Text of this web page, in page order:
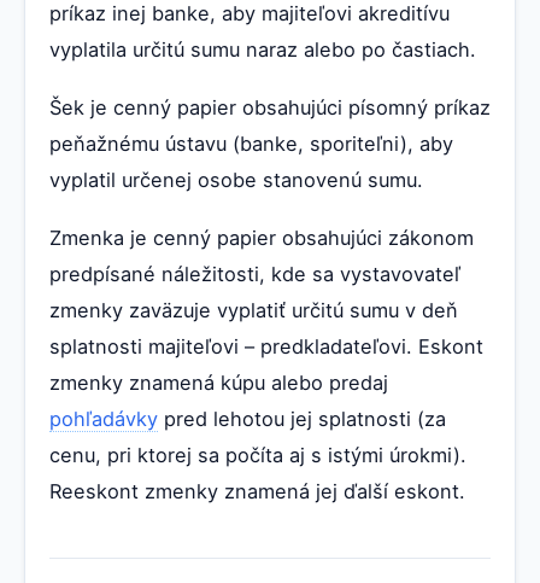
príkaz inej banke, aby majiteľovi akreditívu
vyplatila určitú sumu naraz alebo po častiach.
Šek je cenný papier obsahujúci písomný príkaz
peňažnému ústavu (banke, sporiteľni), aby
vyplatil určenej osobe stanovenú sumu.
Zmenka je cenný papier obsahujúci zákonom
predpísané náležitosti, kde sa vystavovateľ
zmenky zaväzuje vyplatiť určitú sumu v deň
splatnosti majiteľovi – predkladateľovi. Eskont
zmenky znamená kúpu alebo predaj
pohľadávky pred lehotou jej splatnosti (za
cenu, pri ktorej sa počíta aj s istými úrokmi).
Reeskont zmenky znamená jej ďalší eskont.